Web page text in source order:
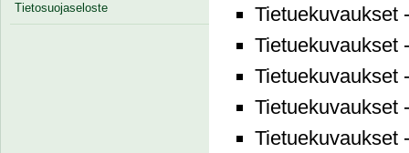
Tietosuojaseloste
Tietuekuvaukset
Tietuekuvaukset
Tietuekuvaukset
Tietuekuvaukset
Tietuekuvaukset